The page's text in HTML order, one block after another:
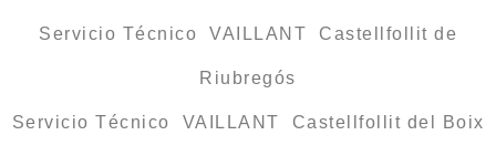
Servicio Técnico VAILLANT Castellfollit de
Riubregós
Servicio Técnico VAILLANT Castellfollit del Boix